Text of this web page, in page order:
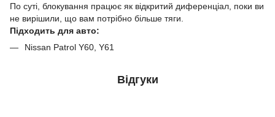
По суті, блокування працює як відкритий диференціал, поки ви
не вирішили, що вам потрібно більше тяги.
Підходить для авто:
Nissan Patrol Y60, Y61
Відгуки